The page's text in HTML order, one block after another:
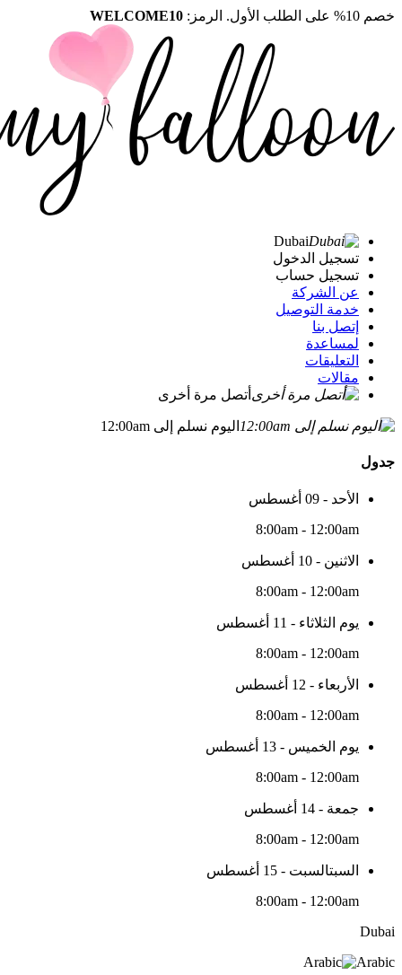
خصم 10% على الطلب الأول. الرمز: WELCOME10
Dubai
تسجيل الدخول
تسجيل حساب
عن الشركة
خدمة التوصيل
إتصل بنا
لمساعدة
التعليقات
مقالات
أتصل مرة أخرى
اليوم نسلم إلى 12:00am
جدول
الأحد - 09 أغسطس
8:00am - 12:00am
الاثنين - 10 أغسطس
8:00am - 12:00am
يوم الثلاثاء - 11 أغسطس
8:00am - 12:00am
الأربعاء - 12 أغسطس
8:00am - 12:00am
يوم الخميس - 13 أغسطس
8:00am - 12:00am
جمعة - 14 أغسطس
8:00am - 12:00am
السبتالسبت - 15 أغسطس
8:00am - 12:00am
Dubai
Arabic